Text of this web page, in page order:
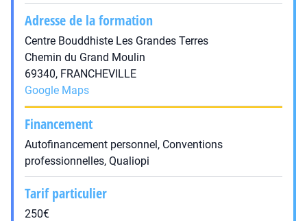
Adresse de la formation
Centre Bouddhiste Les Grandes Terres
Chemin du Grand Moulin
69340, FRANCHEVILLE
Google Maps
Financement
Autofinancement personnel, Conventions
professionnelles, Qualiopi
Tarif particulier
250€